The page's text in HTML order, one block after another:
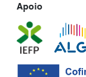
Apoio